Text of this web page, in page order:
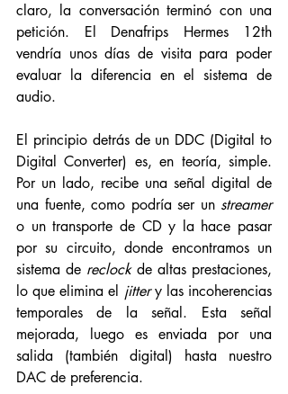
claro, la conversación terminó con una
petición. El Denafrips Hermes 12th
vendría unos días de visita para poder
evaluar la diferencia en el sistema de
audio.
El principio detrás de un DDC (Digital to
Digital Converter) es, en teoría, simple.
Por un lado, recibe una señal digital de
una fuente, como podría ser un streamer
o un transporte de CD y la hace pasar
por su circuito, donde encontramos un
sistema de reclock de altas prestaciones,
lo que elimina el jitter y las incoherencias
temporales de la señal. Esta señal
mejorada, luego es enviada por una
salida (también digital) hasta nuestro
DAC de preferencia.